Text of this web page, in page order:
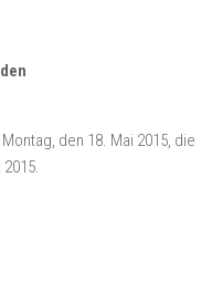
den 18. Mai 2015, die